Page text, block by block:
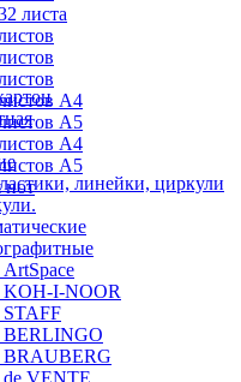
листа
А4
А5
А4
А5
нот
линейки, циркули
I-NOOR
VENTE